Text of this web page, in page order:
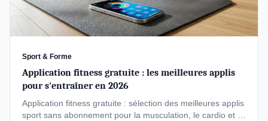
Sport & Forme
Application fitness gratuite : les meilleures applis
pour s'entraîner en 2026
Application fitness gratuite : sélection des meilleures applis
sport sans abonnement pour la musculation, le cardio et …